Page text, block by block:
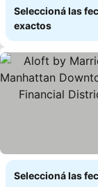
Seleccioná las
exactos
Seleccioná las